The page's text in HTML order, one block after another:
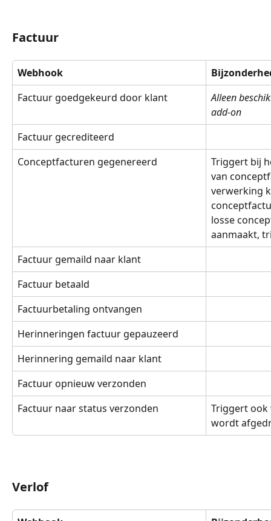
Factuur
Webhook
Factuur goedgekeurd door klant
Alleen
add-on
Factuur gecrediteerd
Conceptfacturen gegenereerd
Triggert bij
van
verwerking
losse
aanmaakt,
Factuur gemaild naar klant
Factuur betaald
Factuurbetaling ontvangen
Herinneringen factuur gepauzeerd
Herinnering gemaild naar klant
Factuur opnieuw verzonden
Factuur naar status verzonden
Triggert
wordt
Verlof